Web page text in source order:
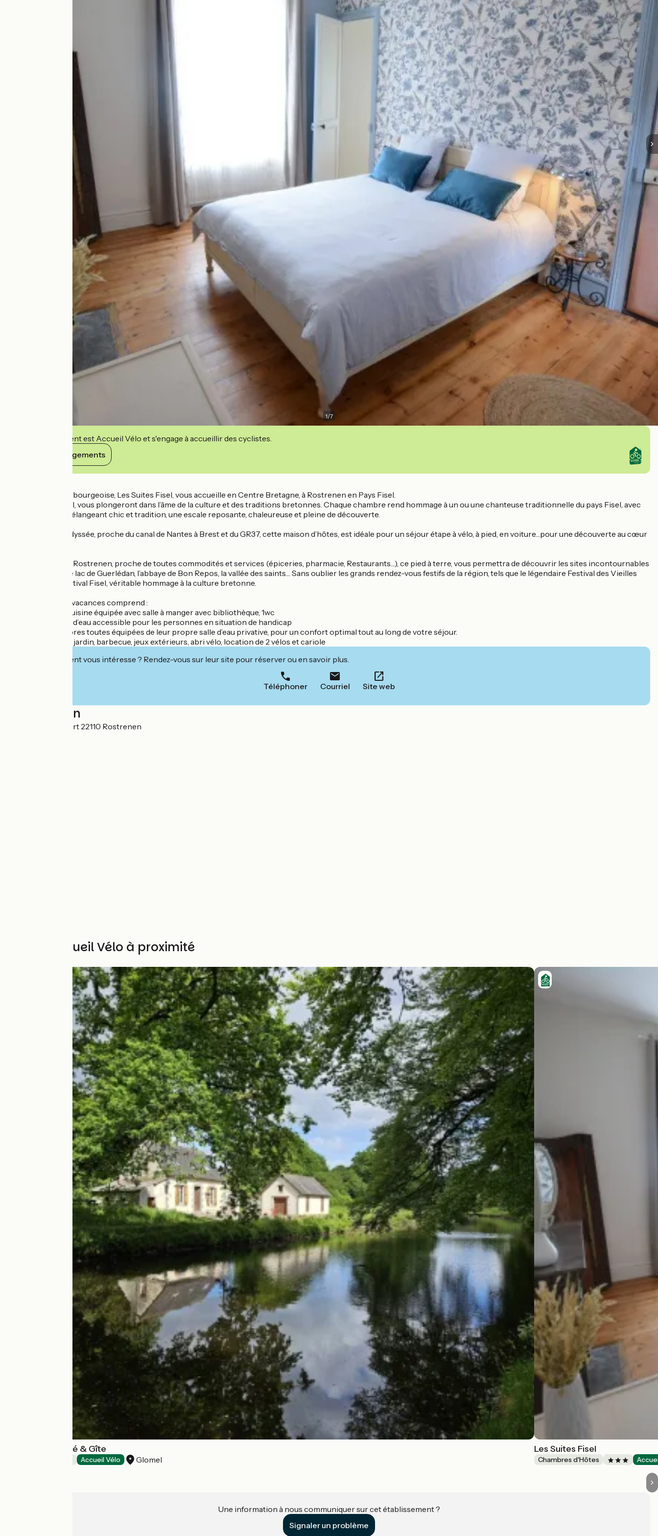
1/7
Cet établissement est Accueil Vélo et s'engage à accueillir des cyclistes.
Voir ses engagements
Ancienne maison bourgeoise, Les Suites Fisel, vous accueille en Centre Bretagne, à Rostrenen en Pays Fisel.
Marina et Gwendal, vous plongeront dans l’âme de la culture et des traditions bretonnes. Chaque chambre rend hommage à un ou une chanteuse traditionnelle du pays Fisel, avec
une décoration mélangeant chic et tradition, une escale reposante, chaleureuse et pleine de découverte.
Au pied de la vélodyssée, proche du canal de Nantes à Brest et du GR37, cette maison d’hôtes, est idéale pour un séjour étape à vélo, à pied, en voiture…pour une découverte au cœur
En centre-ville de Rostrenen, proche de toutes commodités et services (épiceries, pharmacie, Restaurants…), ce pied à terre, vous permettra de découvrir les sites incontournables
du Kreiz Breizh : le lac de Guerlédan, l’abbaye de Bon Repos, la vallée des saints… Sans oublier les grands rendez-vous festifs de la région, tels que le légendaire Festival des Vieilles
Charrues ou le festival Fisel, véritable hommage à la culture bretonne.
Cette location de vacances comprend :
Au Rdc : un coin cuisine équipée avec salle à manger avec bibliothèque, 1wc
1 chambre et salle d’eau accessible pour les personnes en situation de handicap
A l’étage : 4 chambres toutes équipées de leur propre salle d’eau privative, pour un confort optimal tout au long de votre séjour.
Terrasse, salon de jardin, barbecue, jeux extérieurs, abri vélo, location de 2 vélos et cariole
Cet établissement vous intéresse ? Rendez-vous sur leur site pour réserver ou en savoir plus.
Téléphoner Courriel Site web
Localisation
37 Rue Abbé Gibert 22110 Rostrenen
Autres Accueil Vélo à proximité
Pont Ar Len Café & Gîte
Accueil Vélo Glomel
Les Suites Fisel
Chambres d'Hôtes
Une information à nous communiquer sur cet établissement ?
Signaler un problème